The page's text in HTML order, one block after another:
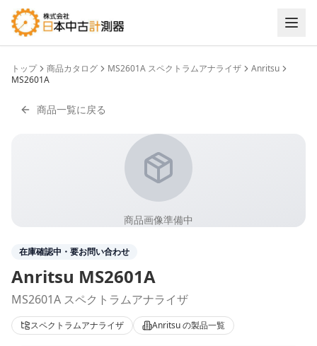
トップ 商品カタログ MS2601A スペクトラムアナライザ
Anritsu
MS2601A
商品一覧に戻る
商品画像準備中
在庫確認中・要お問い合わせ
Anritsu MS2601A
MS2601A スペクトラムアナライザ
スペクトラムアナライザ Anritsuの製品一覧